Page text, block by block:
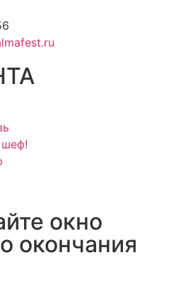
шеф!
окно
окончания